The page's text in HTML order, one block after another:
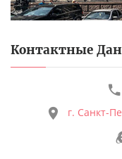
Контактные
г. Санкт-